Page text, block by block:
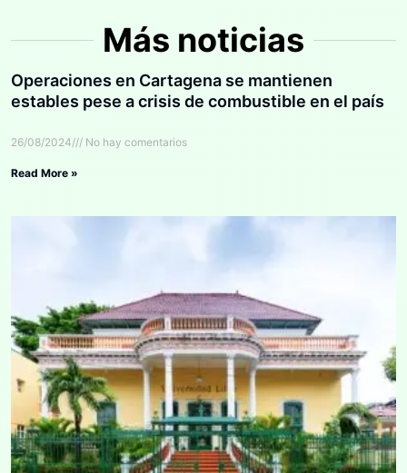
Más noticias
Operaciones en Cartagena se mantienen
estables pese a crisis de combustible en el país
26/08/2024 No hay comentarios
Read More »